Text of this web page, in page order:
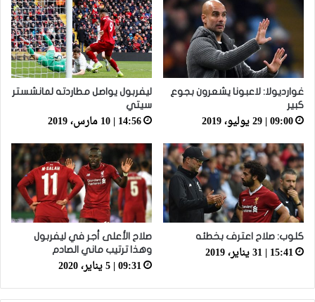
غوارديولا: لاعبونا يشعرون بجوع
كبير
09:00 | 29 يوليو، 2019
ليفربول يواصل مطاردته لمانشستر
سيتي
14:56 | 10 مارس، 2019
كلوب: صلاح اعترف بخطئه
15:41 | 31 يناير، 2019
صلاح الأعلى أجر في ليفربول
وهذا ترتيب ماني الصادم
09:31 | 5 يناير، 2020